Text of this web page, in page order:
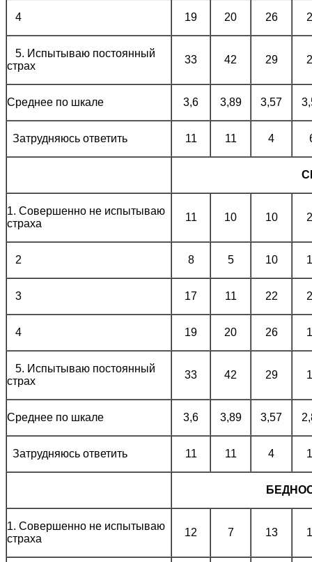
4 19 20 26
5. Испытываю постоянный
страх
33 42 29
Среднее по шкале 3,6 3,89 3,57
Затрудняюсь ответить 11 11 4
1. Совершенно не испытываю
страха
11 10 10
2 8 5 10
3 17 11 22
4 19 20 26
5. Испытываю постоянный
страх
33 42 29
Среднее по шкале 3,6 3,89 3,57
Затрудняюсь ответить 11 11 4
1. Совершенно не испытываю
страха
12 7 13